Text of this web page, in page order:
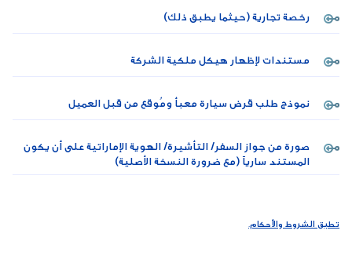
رخصة تجارية (حيثما يطبق ذلك)
مستندات لإظهار هيكل ملكية الشركة
نموذج طلب قرض سيارة معبأ ومُوقع من قبل العميل
صورة من جواز السفر/ التأشيرة/ الهوية الإماراتية على أن يكون
المستند سارياً (مع ضرورة النسخة الأصلية)
تطبق الشروط والأحكام.